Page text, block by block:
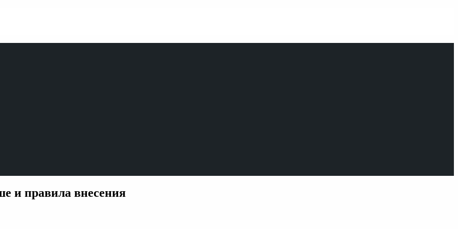
и правила внесения